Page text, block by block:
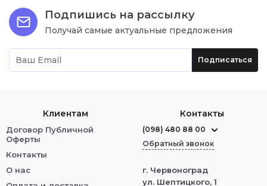
Подпишись на рассылку
Получай самые актуальные предложения
Подписаться
Клиентам
Договор Публичной
Оферты
Контакты
О нас
Контакты
(098) 480 88 00
Обратный звонок
г. Червоноград
ул. Шептицкого, 1